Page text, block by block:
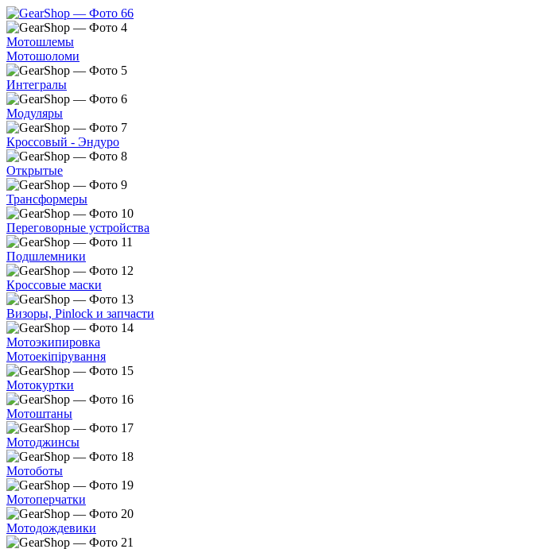
Мотошлемы
Мотошоломи
Интегралы
Модуляры
Кроссовый - Эндуро
Открытые
Трансформеры
Переговорные устройства
Подшлемники
Кроссовые маски
Визоры, Pinlock и запчасти
Мотоэкипировка
Мотоекіпірування
Мотокуртки
Мотоштаны
Мотоджинсы
Мотоботы
Мотоперчатки
Мотодождевики